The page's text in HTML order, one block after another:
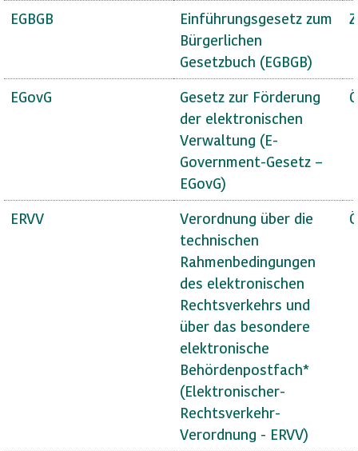
EGBGB
Einführungsgesetz zum
Bürgerlichen
Gesetzbuch (EGBGB)
EGovG
Gesetz zur Förderung
der elektronischen
Verwaltung (E-
Government-Gesetz –
EGovG)
ERVV
Verordnung über die
technischen
Rahmenbedingungen
des elektronischen
Rechtsverkehrs und
über das besondere
elektronische
Behördenpostfach*
(Elektronischer-
Rechtsverkehr-
Verordnung - ERVV)